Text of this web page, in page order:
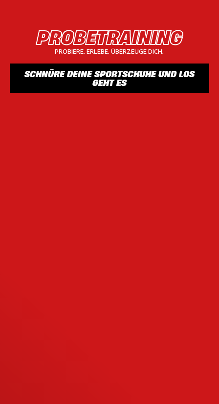
PROBETRAINING
PROBIERE. ERLEBE. ÜBERZEUGE DICH.
SCHNÜRE DEINE SPORTSCHUHE UND LOS
GEHT ES